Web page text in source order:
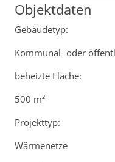
Objektdaten
Gebäudetyp:
Kommunal- oder
beheizte Fläche:
500 m²
Projekttyp:
Wärmenetze